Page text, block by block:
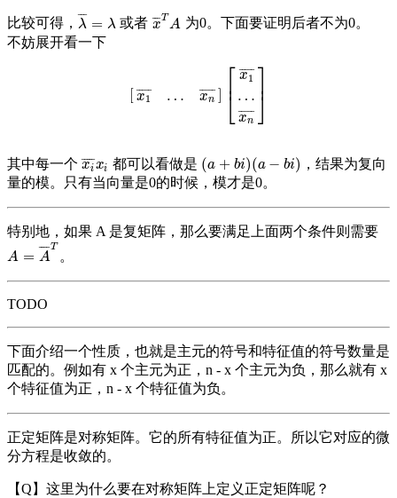
比较可得， λ
¯¯
¯ = λ
λ¯ =λ 或者x
¯¯
¯ T A
x¯ TA 为0。下面要证明后者不为0。
不妨展开看一下
[x1
¯ ¯
¯¯¯ … xn
¯ ¯
¯¯¯ ] ⎡
⎣
⎢ x1
¯ ¯
¯¯¯
…
xn
¯ ¯
¯¯¯
⎤
⎦⎥
[x1¯ … x n [x1 … x n¯ ]
其中每一个xi
¯ ¯
¯¯¯xi
xi¯xi 都可以看做是 (a + bi)(a − bi)
(a+bi )(a−bi)
，结果为复向
量的模。只有当向量是0的时候，模才是0。
特别地，如果 A 是复矩阵，那么要满足上面两个条件则需要
A = A
¯ ¯
¯¯ T
A=A ¯T 。
TODO
下面介绍一个性质，也就是主元的符号和特征值的符号数量是
匹配的。例如有 x 个主元为正，n - x 个主元为负，那么就有 x
个特征值为正，n - x 个特征值为负。
正定矩阵是对称矩阵。它的所有特征值为正。所以它对应的微
分方程是收敛的。
【Q】这里为什么要在对称矩阵上定义正定矩阵呢？